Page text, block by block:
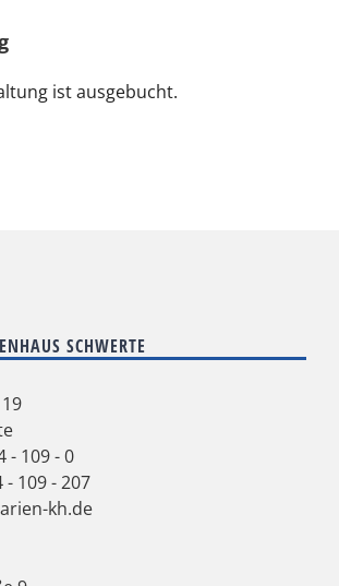
ist ausgebucht.
SCHWERTE
- 109 - 0
- 109 - 207
kh.de